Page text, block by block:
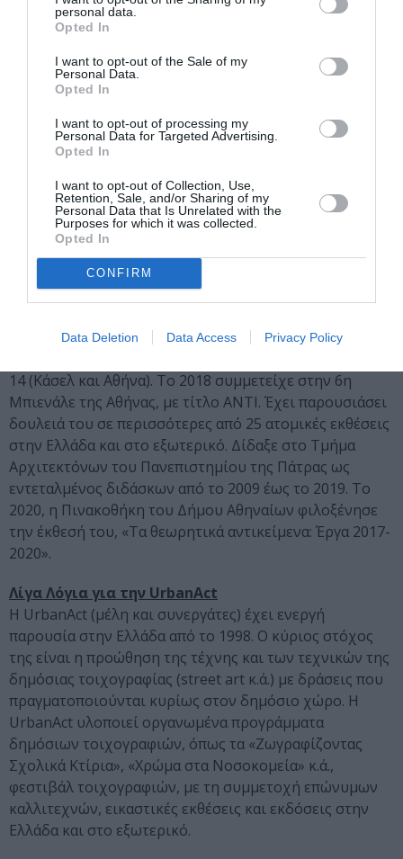
personal data.
Opted In
I want to opt-out of the Sale of my
Personal Data.
Opted In
I want to opt-out of processing my
Personal Data for Targeted Advertising.
Opted In
I want to opt-out of Collection, Use,
Retention, Sale, and/or Sharing of my
Personal Data that Is Unrelated with the
Purposes for which it was collected.
Opted In
CONFIRM
Data Deletion Data Access Privacy Policy
Πολιτισμού, Αθλητισμού και Νεολαίας του Δήμου
Αθηναίων (ΟΠΑΝΔΑ).
Λίγα λόγια για τον Ηλία Παπαηλιάκη
Γεννήθηκε στην Κρήτη το 1970. Ζει και εργάζεται στην
Αθήνα. Σπούδασε ζωγραφική στην Ανωτάτη Σχολή
Καλών Τεχνών της Αθήνας (1990-1996). Το 1998
βραβεύτηκε με το 1ο βραβείο του Ιδρύματος Γιάννη
και Ζωής Σπυροπούλου. Το 2001 εκπροσώπησε την
Ελλάδα στην 49η Μπιενάλε της Βενετίας. Το 2001, το
Μακεδονικό Μουσείο Σύγχρονης Τέχνης οργάνωσε
αναδρομική έκθεση με έργα του από την περίοδο 1998-
2001. Το 2009, το Ίδρυμα Ελληνικού Πολιτισμού
(παράρτημα Βερολίνου) οργάνωσε αναδρομική έκθεση
την περίοδο 2005-2009. Το 2013 ήταν υποψήφιος για το
14 (Κάσελ και Αθήνα). Το 2018 συμμετείχε στην 6η
Μπιενάλε της Αθήνας, με τίτλο ANTI. Έχει παρουσιάσει
δουλειά του σε περισσότερες από 25 ατομικές εκθέσεις
στην Ελλάδα και στο εξωτερικό. Δίδαξε στο Τμήμα
Αρχιτεκτόνων του Πανεπιστημίου της Πάτρας ως
εντεταλμένος διδάσκων από το 2009 έως το 2019. Το
2020, η Πινακοθήκη του Δήμου Αθηναίων φιλοξένησε
την έκθεσή του, «Τα θεωρητικά αντικείμενα: Έργα 2017-
2020».
Λίγα Λόγια για την UrbanAct
Η UrbanΑct (μέλη και συνεργάτες) έχει ενεργή
παρουσία στην Ελλάδα από το 1998. Ο κύριος στόχος
της είναι η προώθηση της τέχνης και των τεχνικών της
δημόσιας τοιχογραφίας (street art κ.ά.) με δράσεις που
πραγματοποιούνται κυρίως στον δημόσιο χώρο. Η
UrbanAct υλοποιεί οργανωμένα προγράμματα
δημόσιων τοιχογραφιών, όπως τα «Ζωγραφίζοντας
Σχολικά Κτίρια», «Χρώμα στα Νοσοκομεία» κ.ά.,
φεστιβάλ τοιχογραφιών, με τη συμμετοχή επώνυμων
καλλιτεχνών, εικαστικές εκθέσεις και εκδόσεις στην
Ελλάδα και στο εξωτερικό.